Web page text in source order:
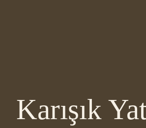
Karışık